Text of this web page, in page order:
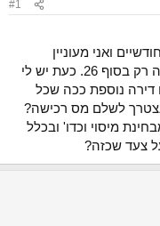
#1
ואני מעוניין
להשכיר אותה ובכל מקרה ניתן למכור אותה רק בסוף 26. כעת יש לי
דירה נוספת ככה שכל
לשלם מס רכישה?
מיסוי וכדו' ובכלל
צעד שכזה?